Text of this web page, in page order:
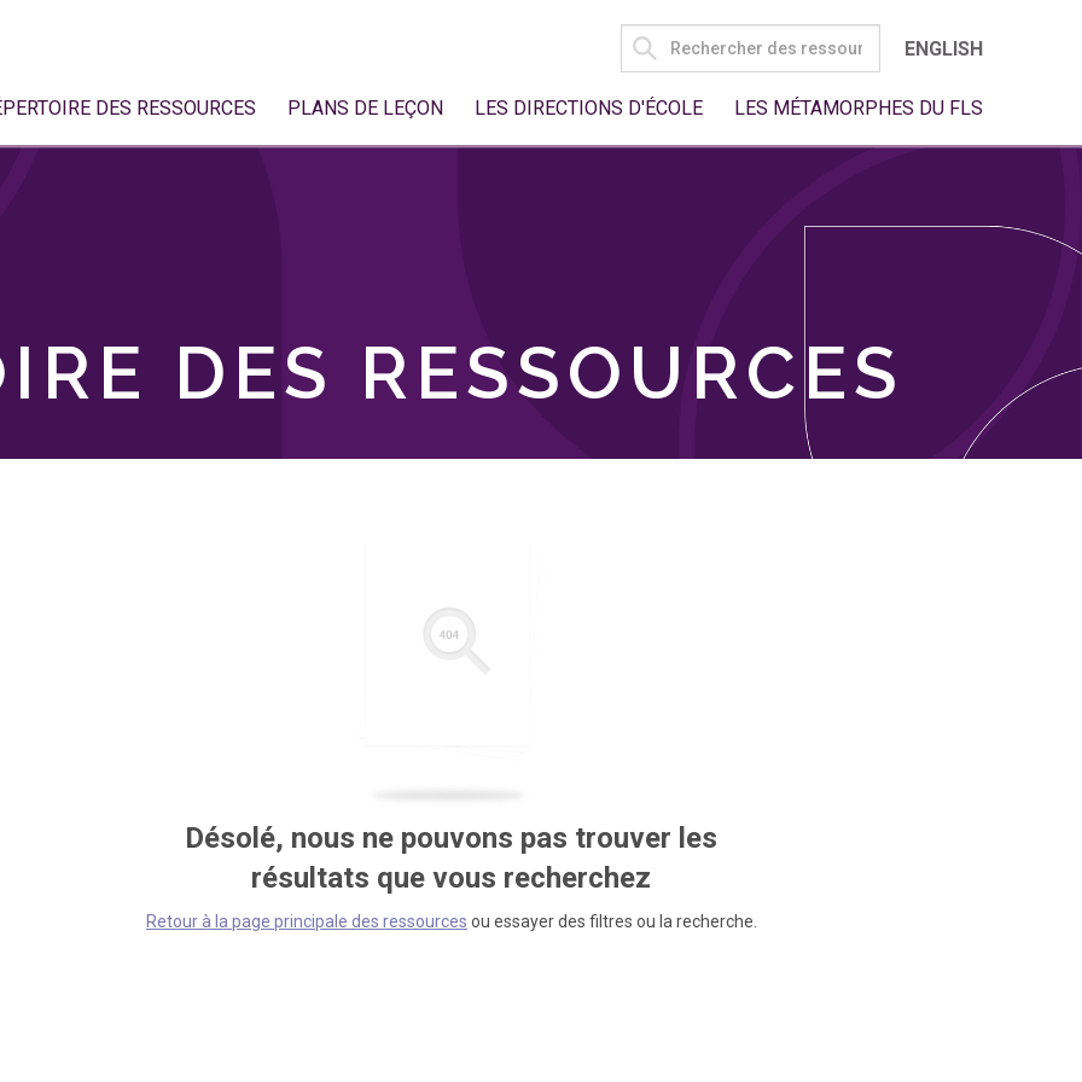
SEARCH
FOR:
ENGLISH
DES RESSOURCES PLANS DE LEÇON LES DIRECTIONS D'ÉCOLE LES MÉTAMORPHES DU FLS
DES RESSOURCES
Désolé, nous ne pouvons pas trouver les
résultats que vous recherchez
Retour à la page principale des ressources ou essayer des filtres ou la recherche.